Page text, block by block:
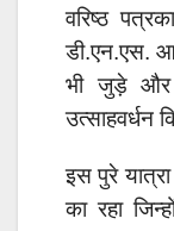
वरिष्ठ
डी.एन.एस.
भी जुड़े और
उत्साहवर्धन
इस पुरे
का रहा